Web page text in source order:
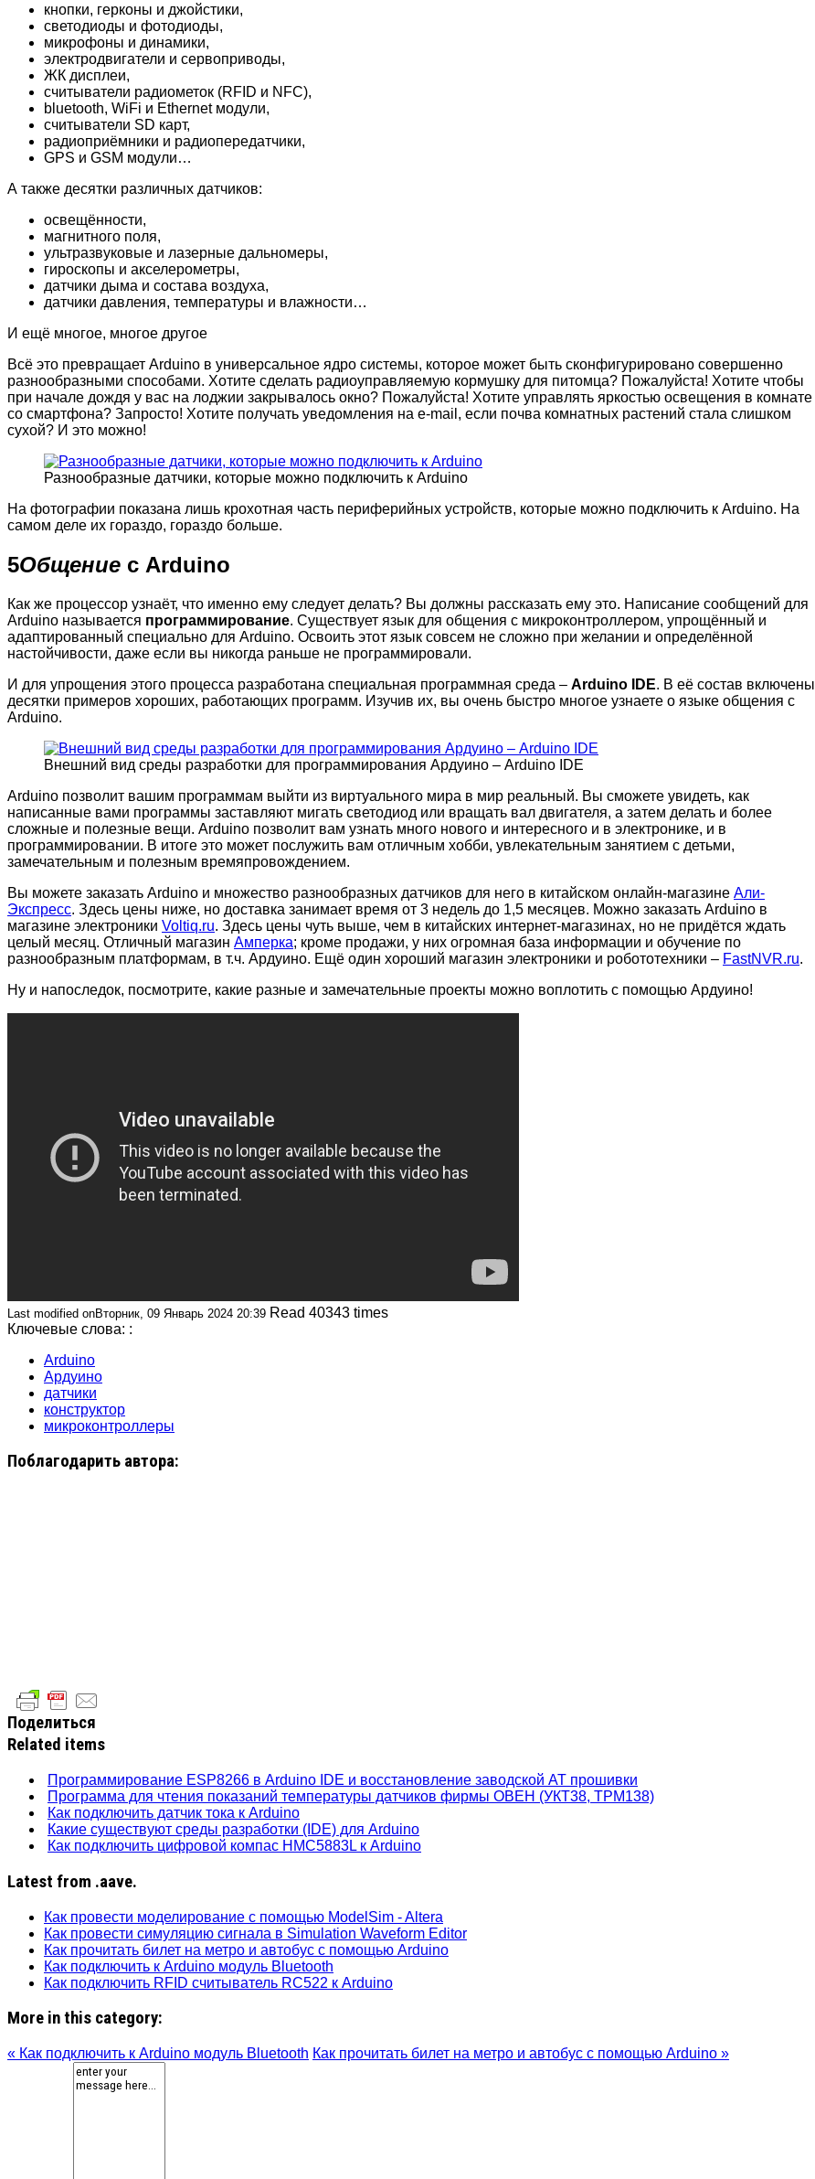
кнопки, герконы и джойстики,
светодиоды и фотодиоды,
микрофоны и динамики,
электродвигатели и сервоприводы,
ЖК дисплеи,
считыватели радиометок (RFID и NFC),
bluetooth, WiFi и Ethernet модули,
считыватели SD карт,
радиоприёмники и радиопередатчики,
GPS и GSM модули…
А также десятки различных датчиков:
освещённости,
магнитного поля,
ультразвуковые и лазерные дальномеры,
гироскопы и акселерометры,
датчики дыма и состава воздуха,
датчики давления, температуры и влажности…
И ещё многое, многое другое
Всё это превращает Arduino в универсальное ядро системы, которое может быть сконфигурировано совершенно
разнообразными способами. Хотите сделать радиоуправляемую кормушку для питомца? Пожалуйста! Хотите чтобы
при начале дождя у вас на лоджии закрывалось окно? Пожалуйста! Хотите управлять яркостью освещения в комнате
со смартфона? Запросто! Хотите получать уведомления на e-mail, если почва комнатных растений стала слишком
сухой? И это можно!
Разнообразные датчики, которые можно подключить к Arduino
На фотографии показана лишь крохотная часть периферийных устройств, которые можно подключить к Arduino. На
самом деле их гораздо, гораздо больше.
5Общение с Arduino
Как же процессор узнаёт, что именно ему следует делать? Вы должны рассказать ему это. Написание сообщений для
Arduino называется программирование. Существует язык для общения с микроконтроллером, упрощённый и
адаптированный специально для Arduino. Освоить этот язык совсем не сложно при желании и определённой
настойчивости, даже если вы никогда раньше не программировали.
И для упрощения этого процесса разработана специальная программная среда – Arduino IDE. В её состав включены
десятки примеров хороших, работающих программ. Изучив их, вы очень быстро многое узнаете о языке общения с
Arduino.
Внешний вид среды разработки для программирования Ардуино – Arduino IDE
Arduino позволит вашим программам выйти из виртуального мира в мир реальный. Вы сможете увидеть, как
написанные вами программы заставляют мигать светодиод или вращать вал двигателя, а затем делать и более
сложные и полезные вещи. Arduino позволит вам узнать много нового и интересного и в электронике, и в
программировании. В итоге это может послужить вам отличным хобби, увлекательным занятием с детьми,
замечательным и полезным времяпровождением.
Вы можете заказать Arduino и множество разнообразных датчиков для него в китайском онлайн-магазине Али-
Экспресс. Здесь цены ниже, но доставка занимает время от 3 недель до 1,5 месяцев. Можно заказать Arduino в
магазине электроники Voltiq.ru. Здесь цены чуть выше, чем в китайских интернет-магазинах, но не придётся ждать
целый месяц. Отличный магазин Амперка; кроме продажи, у них огромная база информации и обучение по
разнообразным платформам, в т.ч. Ардуино. Ещё один хороший магазин электроники и робототехники – FastNVR.ru.
Ну и напоследок, посмотрите, какие разные и замечательные проекты можно воплотить с помощью Ардуино!
Last modified onВторник, 09 Январь 2024 20:39 Read 40343 times
Ключевые слова: :
Arduino
Ардуино
датчики
конструктор
микроконтроллеры
Поблагодарить автора:
Поделиться
Related items
Программирование ESP8266 в Arduino IDE и восстановление заводской AT прошивки
Программа для чтения показаний температуры датчиков фирмы ОВЕН (УКТ38, ТРМ138)
Как подключить датчик тока к Arduino
Какие существуют среды разработки (IDE) для Arduino
Как подключить цифровой компас HMC5883L к Arduino
Latest from .aave.
Как провести моделирование с помощью ModelSim - Altera
Как провести симуляцию сигнала в Simulation Waveform Editor
Как прочитать билет на метро и автобус с помощью Arduino
Как подключить к Arduino модуль Bluetooth
Как подключить RFID считыватель RC522 к Arduino
More in this category:
« Как подключить к Arduino модуль Bluetooth Как прочитать билет на метро и автобус с помощью Arduino »